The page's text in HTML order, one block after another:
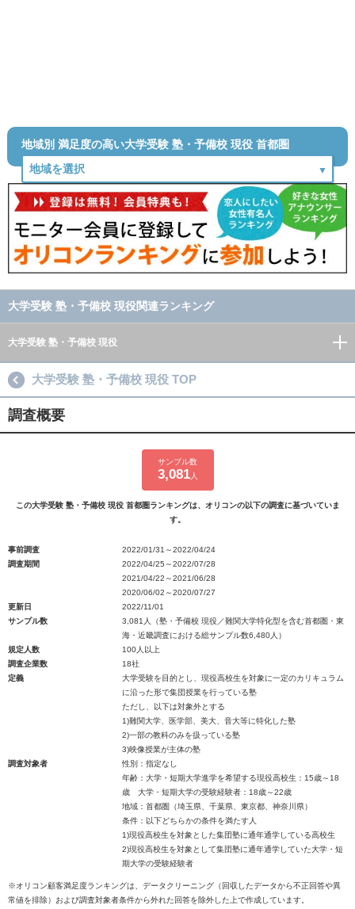
地域別 満足度の高い大学受験 塾・予備校 現役 首都圏
大学受験 塾・予備校 現役関連ランキング
大学受験 塾・予備校 現役
大学受験 塾・予備校 現役 TOP
調査概要
サンプル数
3,081人
この大学受験 塾・予備校 現役 首都圏ランキングは、オリコンの以下の調査に基づいていま
す。
事前調査
2022/01/31～2022/04/24
調査期間
2022/04/25～2022/07/28
2021/04/22～2021/06/28
2020/06/02～2020/07/27
更新日
2022/11/01
サンプル数
3,081人（塾・予備校 現役／難関大学特化型を含む首都圏・東
海・近畿調査における総サンプル数6,480人）
規定人数
100人以上
調査企業数
18社
定義
大学受験を目的とし、現役高校生を対象に一定のカリキュラム
に沿った形で集団授業を行っている塾
ただし、以下は対象外とする
1)難関大学、医学部、美大、音大等に特化した塾
2)一部の教科のみを扱っている塾
3)映像授業が主体の塾
調査対象者
性別：指定なし
年齢：大学・短期大学進学を希望する現役高校生：15歳～18
歳 大学・短期大学の受験経験者：18歳～22歳
地域：首都圏（埼玉県、千葉県、東京都、神奈川県）
条件：以下どちらかの条件を満たす人
1)現役高校生を対象とした集団塾に通年通学している高校生
2)現役高校生を対象として集団塾に通年通学していた大学・短
期大学の受験経験者
※オリコン顧客満足度ランキングは、データクリーニング（回収したデータから不正回答や異
常値を排除）および調査対象者条件から外れた回答を除外した上で作成しています。